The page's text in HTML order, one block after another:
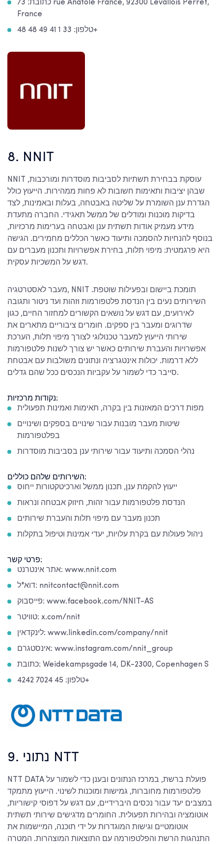
כתובת: 73 rue Anatole France, 92300 Levallois Perret,
France
טלפון: 33 1 41 49 48 48+
8. NNIT
NNIT עוסקת בבחירת תשתיות לסביבות מוסדרות ומורכבות,
שבהן יציבות ותאימות חשובות לא פחות ממהירות. הייעוץ כולל
הגדרת ענן השומרת על שליטה באבטחה, בעלות ובאמינות, לצד
בדיקות מוכנות ומודלים של ממשל תאגידי. החברה מתעדת
מידע מעמיק אודות תשתית ענן ואבטחה בערימות מרכזיות,
בנוסף להנחיות להסמכה ותיעוד כאשר הכללים מחמירים. הגישה
היא פרגמטית: מיפוי תלות, בחירת אפשרויות ותכנון מעברים עם
דגש על המשכיות עסקית.
מעבר לאסטרטגיה, NNIT תומכת ביישום ובפעילות שוטפת.
השירותים נעים בין הנדסת פלטפורמות וזהות ועד ניטור ותגובה
לאירועים, עם דגש על נושאים הקשורים למחזור החיים, כגון
שדרוגים ומעבר בין ספקים. חומרים ציבוריים מתארים את
שירותי הייעוץ למעבר טכנולוגי לצורך מיפוי תלות, הערכת
אפשרויות והעברת שירותים כאשר יש צורך לשנות פלטפורמות
ללא דרמות. יכולות אינטגרציה ונתונים משולבות עם אבטחת
סייבר כדי לשמור על עקביות הנכסים ככל שהם גדלים.
נקודות מרכזיות:
מפות דרכים המאזנות בין בקרה, תאימות ואמינות תפעולית
שיטות מעבר מובנות עבור שינויים בספקים ושינויים
בפלטפורמות
נהלי הסמכה ותיעוד עבור שירותי ענן בסביבות מוסדרות
השירותים שלהם כוללים:
ייעוץ להקמת ענן, תכנון ממשל וארכיטקטורות ייחוס
הנדסת פלטפורמות עבור זהות, חיזוק אבטחה ונראות
תכנון מעבר עם מיפוי תלות והעברת שירותים
ניהול פעולות עם בקרת עלויות, יעדי אמינות וטיפול בתקלות
פרטי קשר:
אתר אינטרנט: www.nnit.com
דוא"ל: nnitcontact@nnit.com
פייסבוק: www.facebook.com/NNIT-AS
טוויטר: x.com/nnit
לינקדאין: www.linkedin.com/company/nnit
אינסטגרם: www.instagram.com/nnit_group
כתובת: Weidekampsgade 14, DK-2300, Copenhagen S
טלפון: 45 7024 4242+
9. נתוני NTT
NTT DATA פועלת ברשת, במרכז הנתונים ובענן כדי לשמור על
פלטפורמות מחוברות, גמישות ומוכנות לשינוי. הייעוץ מתמקד
במצבים יעד עבור נכסים היברידיים, עם דגש על דפוסי קישוריות,
אוטומציה ובהירות תפעולית. החומרים מדגישים שירותי תשתית
אוטומטיים וגישות המוגדרות על ידי תוכנה, המיישמות את
התנהגות הרשת והפלטפורמה עם התוצאות המוצהרות. המטרה